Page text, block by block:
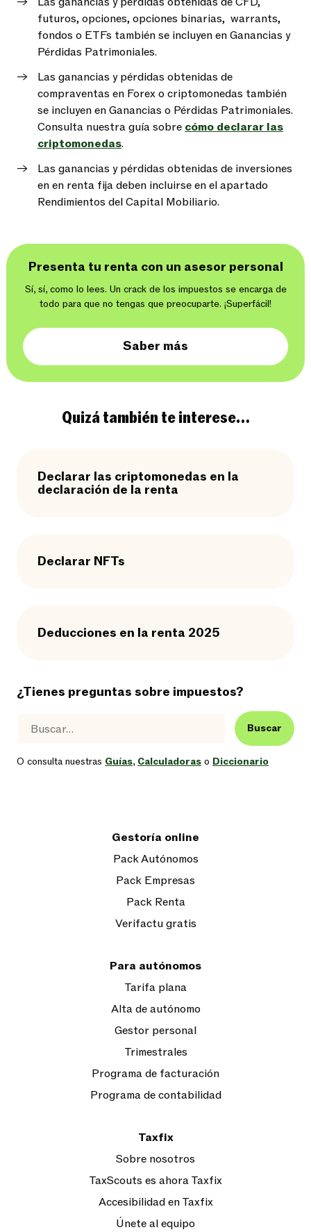
futuros, opciones, opciones binarias, warrants,
fondos o ETFs también se incluyen en Ganancias y
Pérdidas Patrimoniales.
Las ganancias y pérdidas obtenidas de
compraventas en Forex o criptomonedas también
se incluyen en Ganancias o Pérdidas Patrimoniales.
Consulta nuestra guía sobre cómo declarar las
criptomonedas.
Las ganancias y pérdidas obtenidas de inversiones
en en renta fija deben incluirse en el apartado
Rendimientos del Capital Mobiliario.
Presenta tu renta con un asesor personal
Sí, sí, como lo lees. Un crack de los impuestos se encarga de
todo para que no tengas que preocuparte. ¡Superfácil!
Saber más
Quizá también te interese…
Declarar las criptomonedas en la
declaración de la renta
Declarar NFTs
Deducciones en la renta 2025
¿Tienes preguntas sobre impuestos?
Buscar
O consulta nuestras Guías, Calculadoras o Diccionario
Gestoría online
Pack Autónomos
Pack Empresas
Pack Renta
Verifactu gratis
Para autónomos
Tarifa plana
Alta de autónomo
Gestor personal
Trimestrales
Programa de facturación
Programa de contabilidad
Taxfix
Sobre nosotros
TaxScouts es ahora Taxfix
Accesibilidad en Taxfix
Únete al equipo